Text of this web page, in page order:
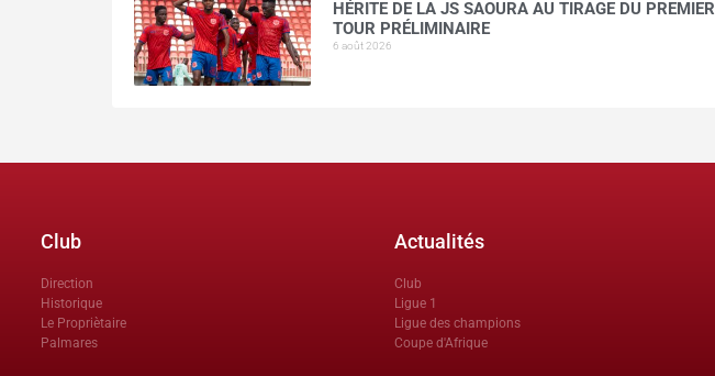
HÉRITE DE LA JS SAOURA AU TIRAGE DU PREMIER
TOUR PRÉLIMINAIRE
6 août 2026
Club
Direction
Historique
Le Propriètaire
Palmares
Actualités
Club
Ligue 1
Ligue des champions
Coupe d'Afrique